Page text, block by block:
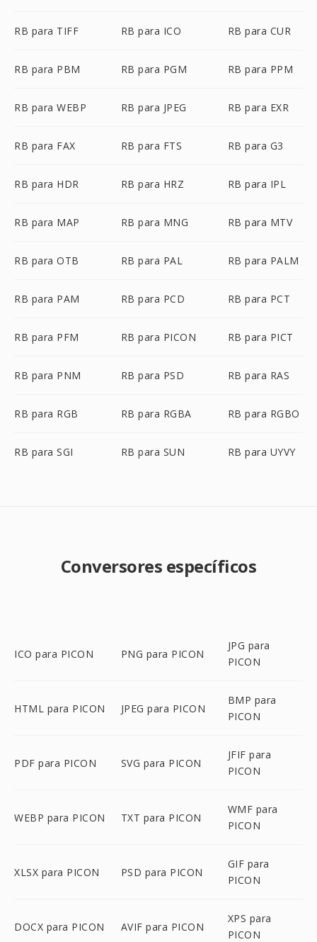
RB para TIFF RB para ICO RB para CUR
RB para PBM RB para PGM RB para PPM
RB para WEBP RB para JPEG RB para EXR
RB para FAX RB para FTS RB para G3
RB para HDR RB para HRZ RB para IPL
RB para MAP RB para MNG RB para MTV
RB para OTB RB para PAL RB para PALM
RB para PAM RB para PCD RB para PCT
RB para PFM RB para PICON RB para PICT
RB para PNM RB para PSD RB para RAS
RB para RGB RB para RGBA RB para RGBO
RB para SGI RB para SUN RB para UYVY
Conversores específicos
ICO para PICON PNG para PICON
JPG para
PICON
HTML para PICON JPEG para PICON
BMP para
PICON
PDF para PICON SVG para PICON
JFIF para
PICON
WEBP para PICON TXT para PICON
WMF para
PICON
XLSX para PICON PSD para PICON
GIF para
PICON
DOCX para PICON AVIF para PICON
XPS para
PICON